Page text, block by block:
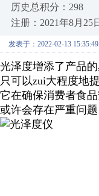
历史总积分：298
注册：2021年8月25
发表于：2022-02-13 15:35:49
光泽度增添了产品
只可以zui大程度地
它在确保消费者食
或许会存在严重问题